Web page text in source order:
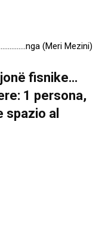
(Meri Mezini)
fisnike…